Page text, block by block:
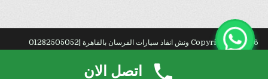
Copyright © 2026 ونش انقاذ سيارات الفرسان بالقاهرة |01282505052
اتصل الان